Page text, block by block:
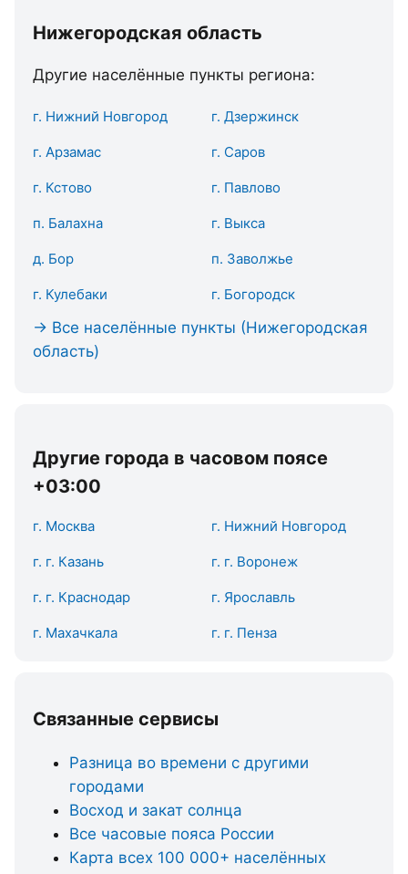
Нижегородская область
Другие населённые пункты региона:
г. Нижний Новгород г. Дзержинск
г. Арзамас г. Саров
г. Кстово г. Павлово
п. Балахна г. Выкса
д. Бор п. Заволжье
г. Кулебаки г. Богородск
→ Все населённые пункты (Нижегородская
область)
Другие города в часовом поясе
+03:00
г. Москва г. Нижний Новгород
г. г. Казань г. г. Воронеж
г. г. Краснодар г. Ярославль
г. Махачкала г. г. Пенза
Связанные сервисы
Разница во времени с другими
городами
Восход и закат солнца
Все часовые пояса России
Карта всех 100 000+ населённых